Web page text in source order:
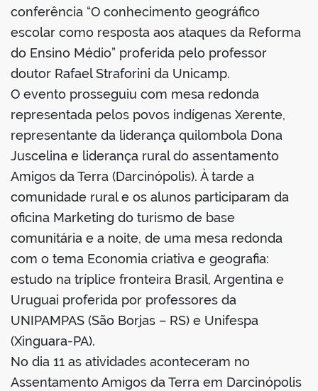
conferência “O conhecimento geográfico
escolar como resposta aos ataques da Reforma
do Ensino Médio” proferida pelo professor
doutor Rafael Straforini da Unicamp.
O evento prosseguiu com mesa redonda
representada pelos povos indígenas Xerente,
representante da liderança quilombola Dona
Juscelina e liderança rural do assentamento
Amigos da Terra (Darcinópolis). À tarde a
comunidade rural e os alunos participaram da
oficina Marketing do turismo de base
comunitária e a noite, de uma mesa redonda
com o tema Economia criativa e geografia:
estudo na tríplice fronteira Brasil, Argentina e
Uruguai proferida por professores da
UNIPAMPAS (São Borjas – RS) e Unifespa
(Xinguara-PA).
No dia 11 as atividades aconteceram no
Assentamento Amigos da Terra em Darcinópolis